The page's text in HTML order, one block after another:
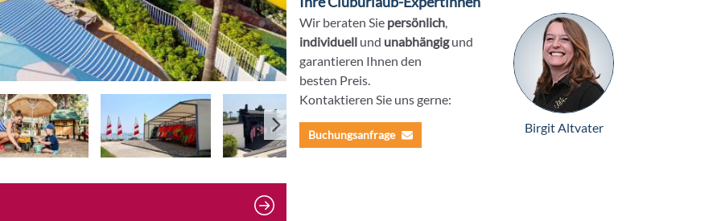
Wir beraten Sie persönlich,
individuell und unabhängigund
garantieren Ihnen den
besten Preis.
Kontaktieren Sie uns gerne:
Buchungsanfrage Birgit Altvater